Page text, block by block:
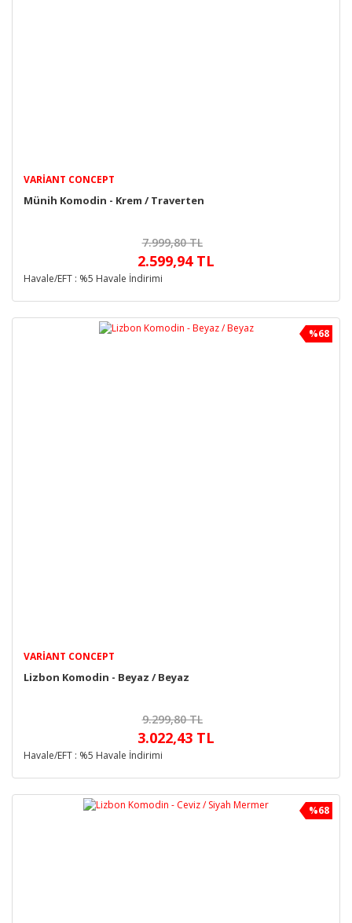
VARIANT CONCEPT
Münih Komodin - Krem / Traverten
7.999,80 TL
2.599,94 TL
Havale/EFT : %5 Havale İndirimi
%68
VARIANT CONCEPT
Lizbon Komodin - Beyaz / Beyaz
9.299,80 TL
3.022,43 TL
Havale/EFT : %5 Havale İndirimi
%68